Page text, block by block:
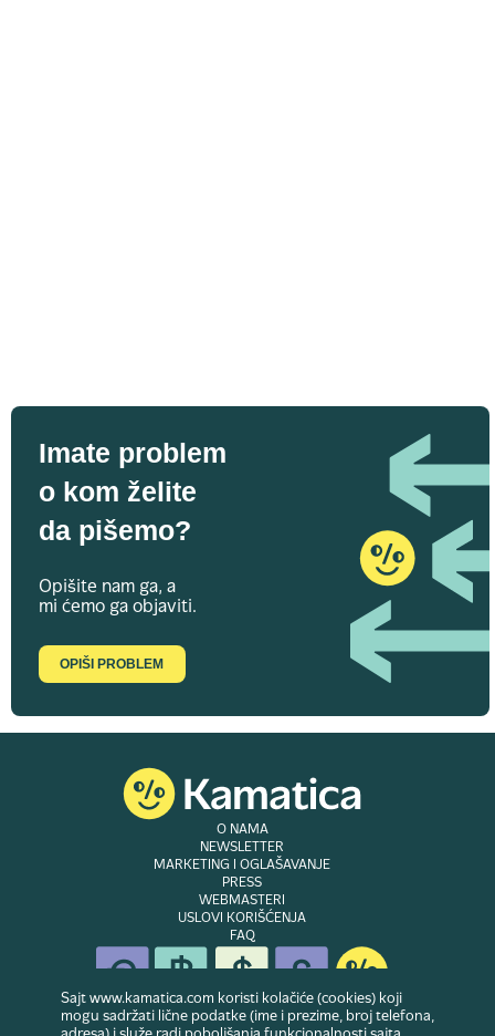
Imate problem
o kom želite
da pišemo?
Opišite nam ga, a
mi ćemo ga objaviti.
OPIŠI PROBLEM
O NAMA
NEWSLETTER
MARKETING I OGLAŠAVANJE
PRESS
WEBMASTERI
USLOVI KORIŠĆENJA
FAQ
Sajt www.kamatica.com koristi kolačiće (cookies) koji
mogu sadržati lične podatke (ime i prezime, broj telefona,